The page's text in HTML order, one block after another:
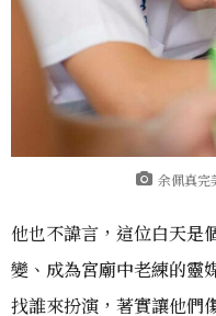
余佩真完
他也不諱言，這位白天是
變、成為宮廟中老練的靈
找誰來扮演，著實讓他們